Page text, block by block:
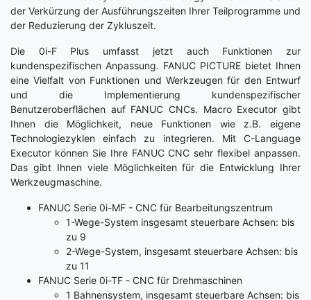
der Verkürzung der Ausführungszeiten Ihrer Teilprogramme und
der Reduzierung der Zykluszeit.
Die 0i-F Plus umfasst jetzt auch Funktionen zur
kundenspezifischen Anpassung. FANUC PICTURE bietet Ihnen
eine Vielfalt von Funktionen und Werkzeugen für den Entwurf
und die Implementierung kundenspezifischer
Benutzeroberflächen auf FANUC CNCs. Macro Executor gibt
Ihnen die Möglichkeit, neue Funktionen wie z.B. eigene
Technologiezyklen einfach zu integrieren. Mit C-Language
Executor können Sie Ihre FANUC CNC sehr flexibel anpassen.
Das gibt Ihnen viele Möglichkeiten für die Entwicklung Ihrer
Werkzeugmaschine.
FANUC Serie 0i-MF - CNC für Bearbeitungszentrum
1-Wege-System insgesamt steuerbare Achsen: bis
zu 9
2-Wege-System, insgesamt steuerbare Achsen: bis
zu 11
FANUC Serie 0i-TF - CNC für Drehmaschinen
1 Bahnensystem, insgesamt steuerbare Achsen: bis